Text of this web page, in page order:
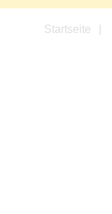
Startseite